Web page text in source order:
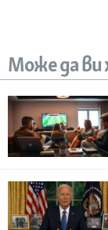
Може да ви